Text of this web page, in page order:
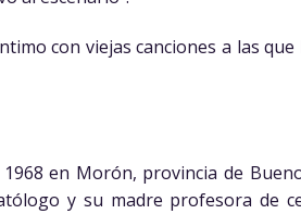
con viejas canciones a las
en Morón, provincia de
y su madre profesora de